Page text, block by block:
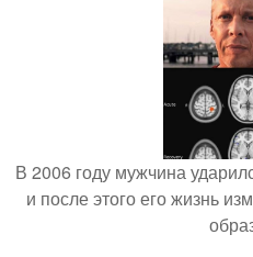
В 2006 году мужчина
и после этого его жизнь